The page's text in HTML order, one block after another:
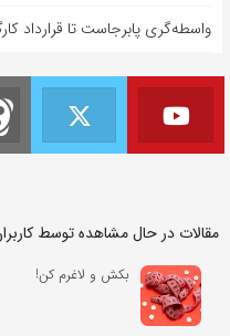
واسطه‌گری پابرجاست تا قرارداد
مقالات در حال مشاهده توسط
بکش و لاغرم کن!